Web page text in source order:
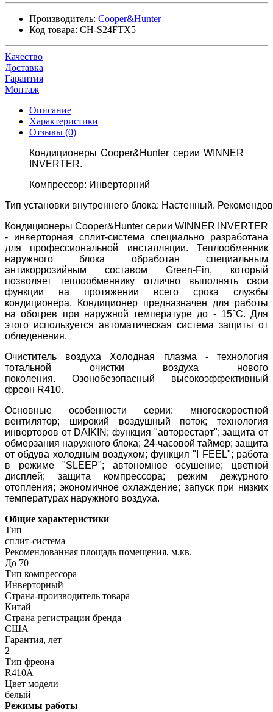
Производитель: Cooper&Hunter
Код товара: CH-S24FTX5
Качество
Доставка
Гарантия
Монтаж
Описание
Характеристики
Отзывы (0)
Кондиционеры Cooper&Hunter серии WINNER
INVERTER.
Компрессор: Инверторний
Тип установки внутреннего блока: Настенный.
Кондиционеры Cooper&Hunter серии WINNER INVERTER
- инверторная сплит-система специально разработана
для профессиональной инсталляции. Теплообменник
наружного блока обработан специальным
антикоррозийным составом Green-Fin, который
позволяет теплообменнику отлично выполнять свои
функции на протяжении всего срока службы
кондиционера. Кондиционер предназначен для работы
на обогрев при наружной температуре до - 15°C. Для
этого используется автоматическая система защиты от
обледенения.
Очиститель воздуха Холодная плазма - технология
тотальной очистки воздуха нового
поколения. Озонобезопасный высокоэффективный
фреон R410.
Основные особенности серии: многоскоростной
вентилятор; широкий воздушный поток; технология
инверторов от DAIKIN; функция "авторестарт"; защита oт
обмерзания наружного блока; 24-часовой таймер; защита
от обдува холодным воздухом; функция "I FEEL"; работа
в режиме "SLEEP"; автономное осушение; цветной
дисплей; защита компрессора; режим дежурного
отопления; экономичное охлаждение; запуск при низких
температурах наружного воздуха.
Общие характеристики
Тип
сплит-система
Рекомендованная площадь помещения, м.кв.
До 70
Тип компрессора
Инверторный
Страна-производитель товара
Китай
Страна регистрации бренда
США
Гарантия, лет
2
Тип фреона
R410A
Цвет модели
белый
Режимы работы